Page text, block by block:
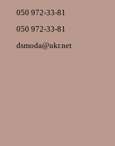
050 972-33-81
050 972-33-81
dsmoda@ukr.net